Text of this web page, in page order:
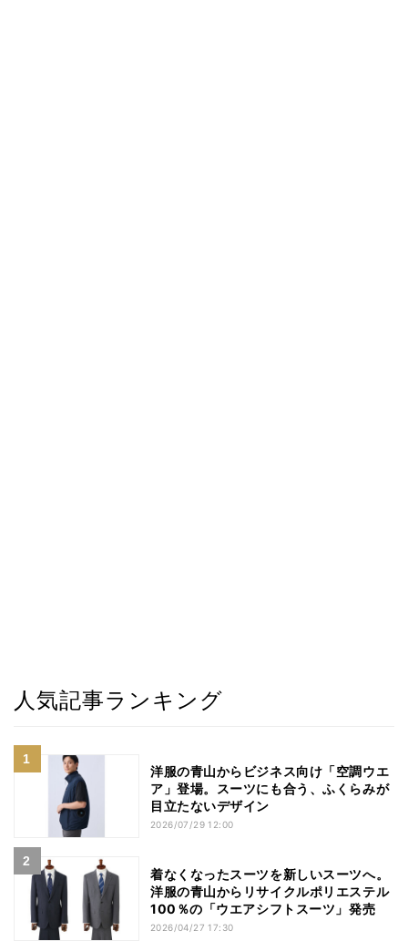
人気記事ランキング
洋服の青山からビジネス向け「空調ウエ
ア」登場。スーツにも合う、ふくらみが
目立たないデザイン
2026/07/29 12:00
着なくなったスーツを新しいスーツへ。
洋服の青山からリサイクルポリエステル
100％の「ウエアシフトスーツ」発売
2026/04/27 17:30